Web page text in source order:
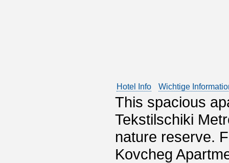
Hotel Info Wichtige
This spacious
Tekstilschiki
nature reserve.
Kovcheg